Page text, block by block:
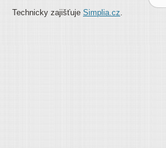
Technicky zajišťuje Simplia.cz.